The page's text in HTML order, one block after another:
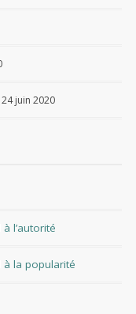
24 juin 2020
l’autorité
à la popularité